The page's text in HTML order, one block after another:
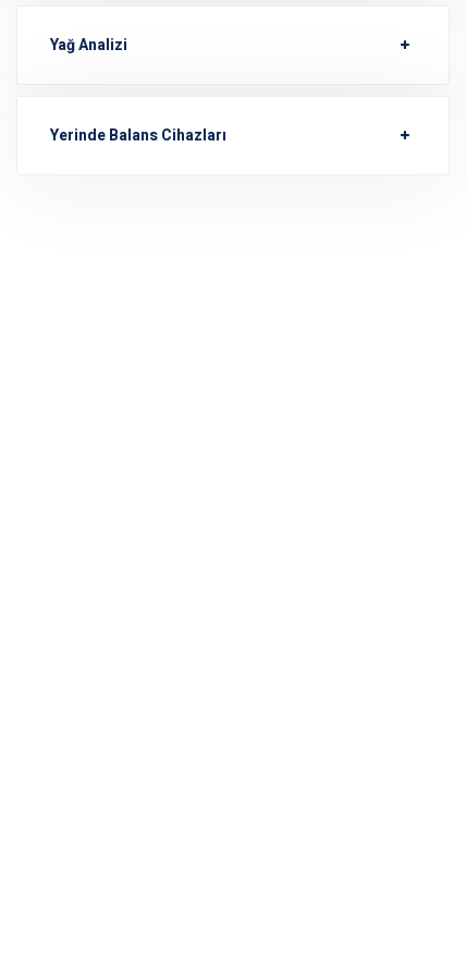
Yağ Analizi
Yerinde Balans Cihazları